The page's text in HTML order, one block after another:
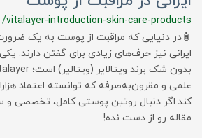
/vitalayer-introduction-skin-care-products
🧴در دنیایی که مراقبت از پوست به یک
ایرانی نیز حرف‌های زیادی برای گفتن دارند.
علمی و مقرون‌به‌صرفه که توانسته اعتماد
کند.اگر دنبال روتین پوستی کامل، تخصصی و
مقاله رو از دست نده!